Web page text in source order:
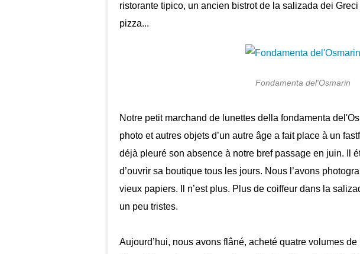
ristorante tipico, un ancien bistrot de la salizada dei
pizza...
Fondamenta del'Osmarin
Notre petit marchand de lunettes della fondamenta
photo et autres objets d’un autre âge a fait place à un
déjà pleuré son absence à notre bref passage en juin. Il
d’ouvrir sa boutique tous les jours. Nous l’avons
vieux papiers. Il n’est plus. Plus de coiffeur dans la
un peu tristes.
Aujourd’hui, nous avons flâné, acheté quatre volumes